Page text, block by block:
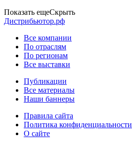
Показать ещеСкрыть
Дистрибьютор.рф
Все компании
По отраслям
По регионам
Все выставки
Публикации
Все материалы
Наши баннеры
Правила сайта
Политика конфиденциальности
О сайте